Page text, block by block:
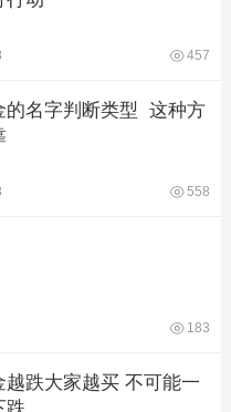
457
的名字判断类型  这种方
558
183
越跌大家越买 不可能一
跌